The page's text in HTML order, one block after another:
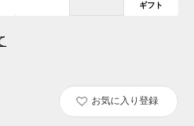
ギフト
お気に入り登録